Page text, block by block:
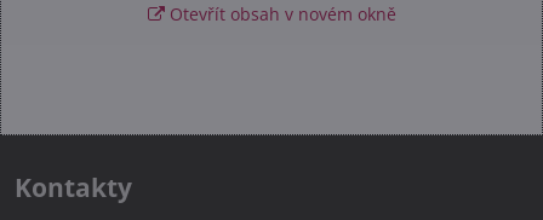
Otevřít obsah v novém okně
Kontakty